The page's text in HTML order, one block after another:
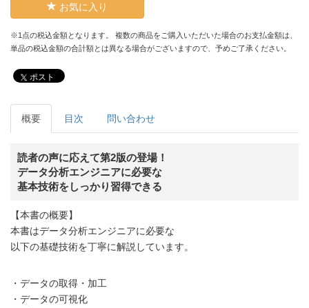
お気に入り
※1点の税込金額となります。 複数の商品をご購入いただいた場合のお支払金額は、
単品の税込金額の合計額とは異なる場合がございますので、予めご了承ください。
ポスト
概要 目次 問い合わせ
読者の声に応えて第2版の登場！
データ分析エンジニアに必要な
基本技術をしっかり習得できる
【本書の概要】
本書はデータ分析エンジニアに必要な
以下の基礎技術を丁寧に解説しています。
・データの取得・加工
・データの可視化